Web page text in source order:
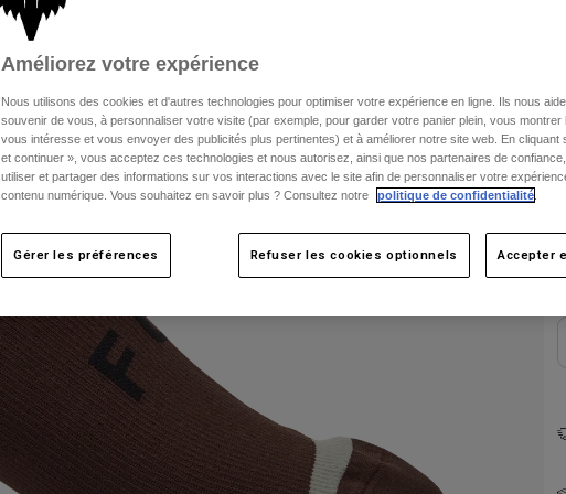
Améliorez votre expérience
Nous utilisons des cookies et d'autres technologies pour optimiser votre expérience en ligne. Ils nous
souvenir de vous, à personnaliser votre visite (par exemple, pour garder votre panier plein, vous montrer
vous intéresse et vous envoyer des publicités plus pertinentes) et à améliorer notre site web. En cliquant
et continuer », vous acceptez ces technologies et nous autorisez, ainsi que nos partenaires de confiance,
utiliser et partager des informations sur vos interactions avec le site afin de personnaliser votre
contenu numérique. Vous souhaitez en savoir plus ? Consultez notre
politique de confidentialité
Gérer les préférences Refuser les cookies optionnels Accepter